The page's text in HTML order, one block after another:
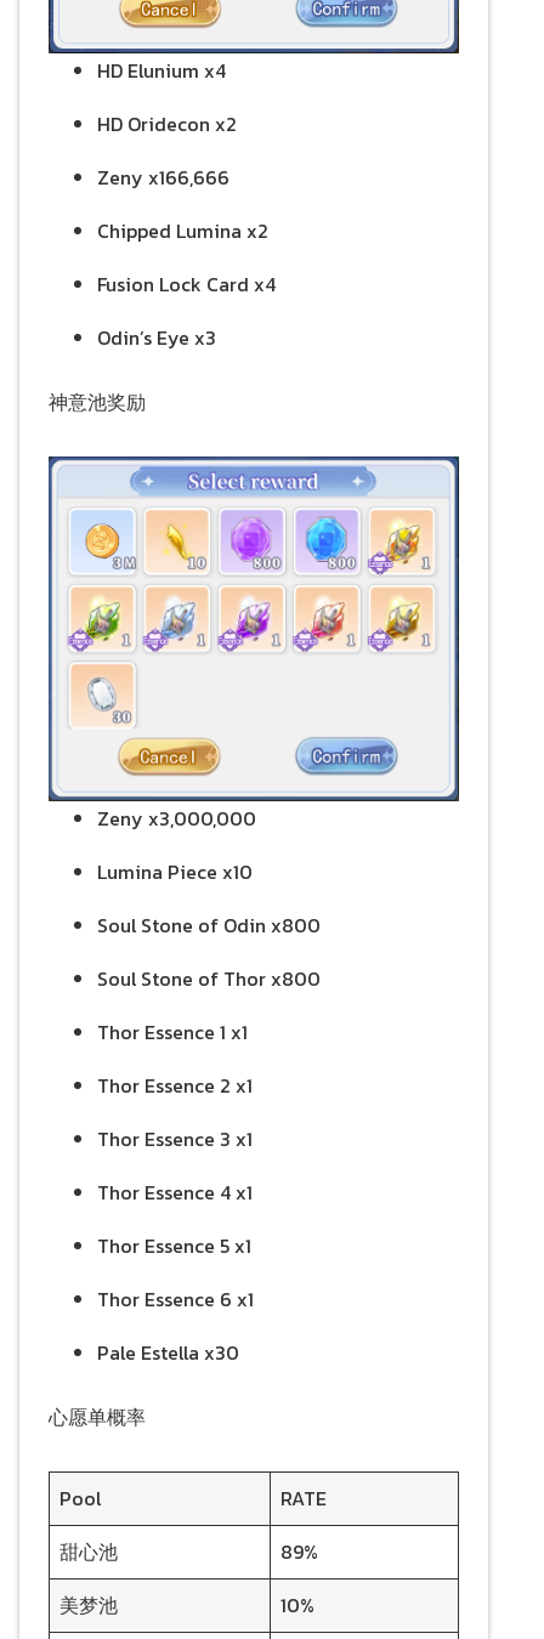
HD Elunium x4
HD Oridecon x2
Zeny x166,666
Chipped Lumina x2
Fusion Lock Card x4
Odin’s Eye x3
神意池奖励
Zeny x3,000,000
Lumina Piece x10
Soul Stone of Odin x800
Soul Stone of Thor x800
Thor Essence 1 x1
Thor Essence 2 x1
Thor Essence 3 x1
Thor Essence 4 x1
Thor Essence 5 x1
Thor Essence 6 x1
Pale Estella x30
心愿单概率
Pool
RATE
甜心池
89%
美梦池
10%